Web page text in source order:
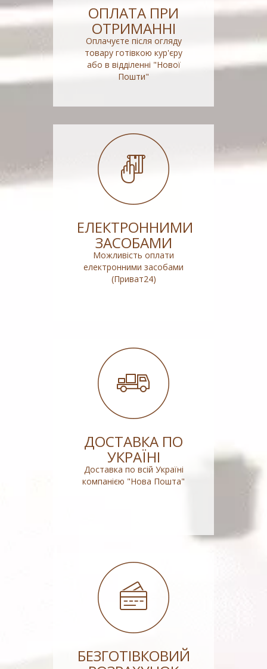
ОПЛАТА ПРИ
ОТРИМАННІ
Оплачуєте після огляду
товару готівкою кур'єру
або в відділенні "Нової
Пошти"
ЕЛЕКТРОННИМИ
ЗАСОБАМИ
Можливість оплати
електронними засобами
(Приват24)
ДОСТАВКА ПО
УКРАЇНІ
Доставка по всій Україні
компанією "Нова Пошта"
БЕЗГОТІВКОВИЙ